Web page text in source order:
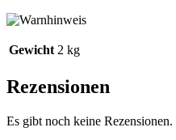
Gewicht 2 kg
Rezensionen
Es gibt noch keine Rezensionen.